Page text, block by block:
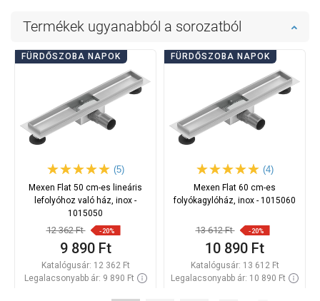
Termékek ugyanabból a sorozatból
FÜRDŐSZOBA NAPOK
(5)
Mexen Flat 50 cm-es lineáris
lefolyóhoz való ház, inox -
1015050
12 362 Ft -20%
9 890 Ft
Katalógusár: 12 362 Ft
Legalacsonyabb ár: 9 890 Ft
FÜRDŐSZOBA NAPOK
(4)
Mexen Flat 60 cm-es
folyókagylóház, inox - 1015060
13 612 Ft -20%
10 890 Ft
Katalógusár: 13 612 Ft
Legalacsonyabb ár: 10 890 Ft